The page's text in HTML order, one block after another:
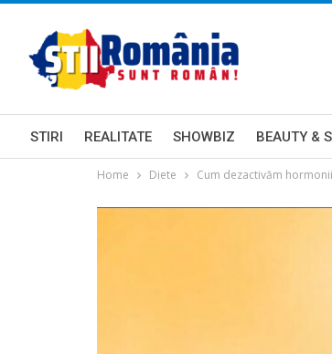
STIRI REALITATE SHOWBIZ BEAUTY &
Home Diete Cum dezactivăm